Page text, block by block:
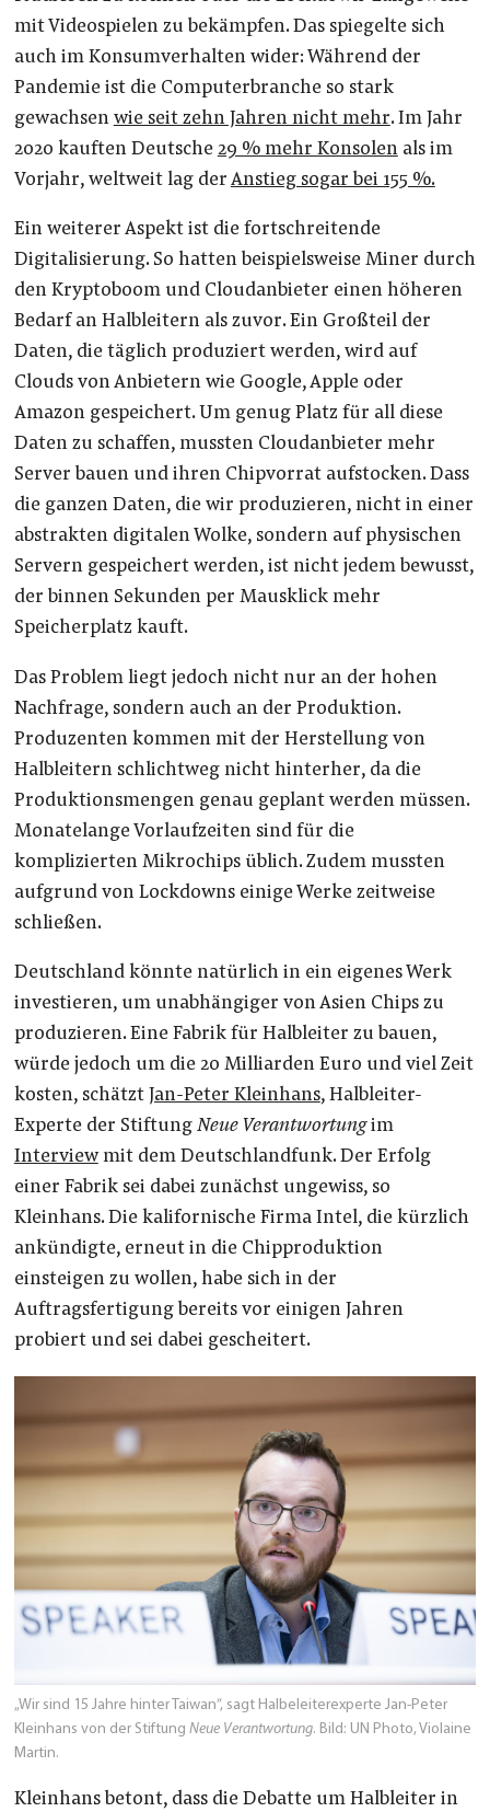
mit Videospielen zu bekämpfen. Das spiegelte sich
auch im Konsumverhalten wider: Während der
Pandemie ist die Computerbranche so stark
gewachsen wie seit zehn Jahren nicht mehr. Im Jahr
2020 kauften Deutsche 29 % mehr Konsolenals im
Vorjahr, weltweit lag der Anstieg sogar bei 155 %.
Ein weiterer Aspekt ist die fortschreitende
Digitalisierung. So hatten beispielsweise Miner durch
den Kryptoboom und Cloudanbieter einen höheren
Bedarf an Halbleitern als zuvor. Ein Großteil der
Daten, die täglich produziert werden, wird auf
Clouds von Anbietern wie Google, Apple oder
Amazon gespeichert. Um genug Platz für all diese
Daten zu schaffen, mussten Cloudanbieter mehr
Server bauen und ihren Chipvorrat aufstocken. Dass
die ganzen Daten, die wir produzieren, nicht in einer
abstrakten digitalen Wolke, sondern auf physischen
Servern gespeichert werden, ist nicht jedem bewusst,
der binnen Sekunden per Mausklick mehr
Speicherplatz kauft.
Das Problem liegt jedoch nicht nur an der hohen
Nachfrage, sondern auch an der Produktion.
Produzenten kommen mit der Herstellung von
Halbleitern schlichtweg nicht hinterher, da die
Produktionsmengen genau geplant werden müssen.
Monatelange Vorlaufzeiten sind für die
komplizierten Mikrochips üblich. Zudem mussten
aufgrund von Lockdowns einige Werke zeitweise
schließen.
Deutschland könnte natürlich in ein eigenes Werk
investieren, um unabhängiger von Asien Chips zu
produzieren. Eine Fabrik für Halbleiter zu bauen,
würde jedoch um die 20 Milliarden Euro und viel Zeit
kosten, schätzt Jan-Peter Kleinhans, Halbleiter-
Experte der Stiftung Neue Verantwortungim
Interviewmit dem Deutschlandfunk. Der Erfolg
einer Fabrik sei dabei zunächst ungewiss, so
Kleinhans. Die kalifornische Firma Intel, die kürzlich
ankündigte, erneut in die Chipproduktion
einsteigen zu wollen, habe sich in der
Auftragsfertigung bereits vor einigen Jahren
probiert und sei dabei gescheitert.
„Wir sind 15 Jahre hinter Taiwan”, sagt Halbeleiterexperte Jan-Peter
Kleinhans von der Stiftung Neue Verantwortung. Bild: UN Photo, Violaine
Martin.
Kleinhans betont, dass die Debatte um Halbleiter in